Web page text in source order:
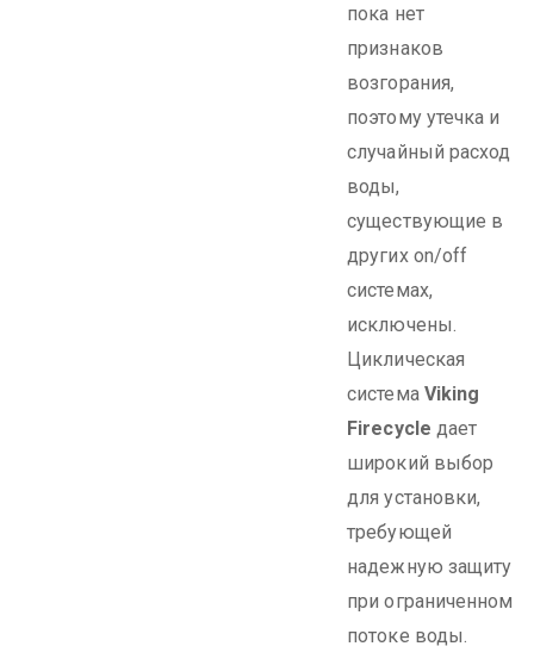
пока нет
признаков
возгорания,
поэтому утечка и
случайный расход
воды,
существующие в
других on/off
системах,
исключены.
Циклическая
система Viking
Firecycle дает
широкий выбор
для установки,
требующей
надежную защиту
при ограниченном
потоке воды.